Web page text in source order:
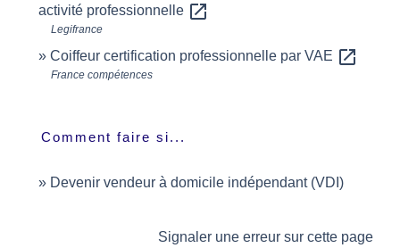
activité professionnelle open_in_new
Legifrance
Coiffeur certification professionnelle par VAE open_in_new
France compétences
Comment faire si...
Devenir vendeur à domicile indépendant (VDI)
Signaler une erreur sur cette page